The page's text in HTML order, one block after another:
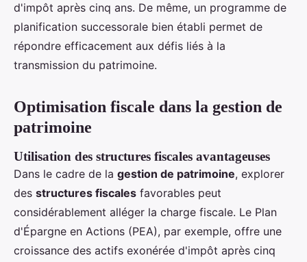
d'impôt après cinq ans. De même, un programme de
planification successorale bien établi permet de
répondre efficacement aux défis liés à la
transmission du patrimoine.
Optimisation fiscale dans la gestion de
patrimoine
Utilisation des structures fiscales avantageuses
Dans le cadre de la gestion de patrimoine, explorer
des structures fiscales favorables peut
considérablement alléger la charge fiscale. Le Plan
d'Épargne en Actions (PEA), par exemple, offre une
croissance des actifs exonérée d'impôt après cinq